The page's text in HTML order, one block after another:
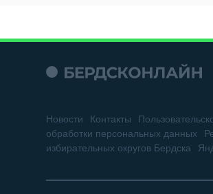
Новости Контакты
обработки персональных данных
избирательных округов Бердска